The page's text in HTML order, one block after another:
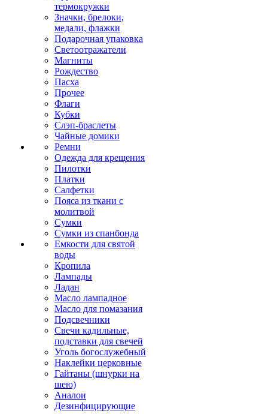
термокружки
Значки, брелоки,
медали, флажки
Подарочная упаковка
Светоотражатели
Магниты
Рождество
Пасха
Прочее
Флаги
Кубки
Слэп-браслеты
Чайные домики
Ремни
Одежда для крещения
Пилотки
Платки
Салфетки
Пояса из ткани с
молитвой
Сумки
Сумки из спанбонда
Емкости для святой
воды
Кропила
Лампады
Ладан
Масло лампадное
Масло для помазания
Подсвечники
Свечи кадильные,
подставки для свечей
Уголь богослужебный
Наклейки церковные
Гайтаны (шнурки на
шею)
Аналои
Дезинфицирующие